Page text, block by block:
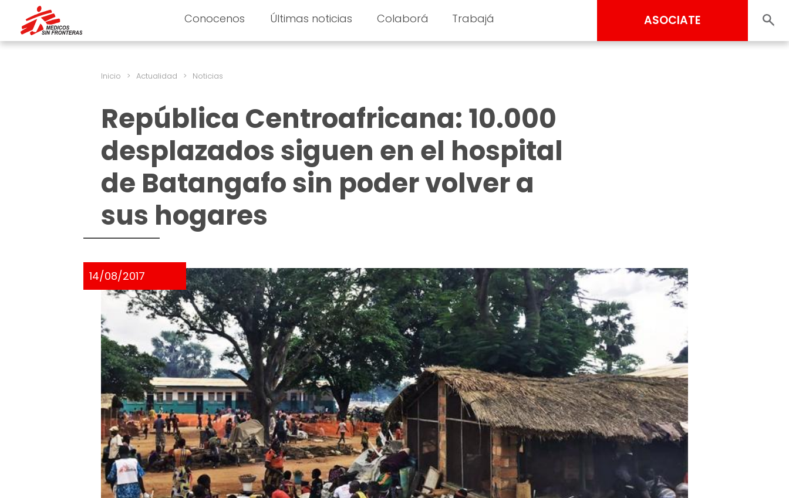
Conocenos Últimas noticias Colaborá Trabajá ASOCIATE
Inicio > Actualidad > Noticias
República Centroafricana: 10.000
desplazados siguen en el hospital
de Batangafo sin poder volver a
sus hogares
14/08/2017